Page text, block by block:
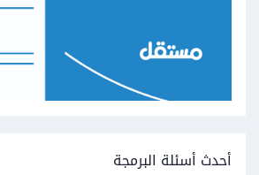
أحدث أسئلة البرمجة